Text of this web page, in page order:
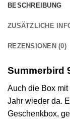
BESCHREIBUNG
ZUSÄTZLICHE
REZENSIONEN (0)
Summerbird
Auch die Box
Jahr wieder da.
Geschenkbox,